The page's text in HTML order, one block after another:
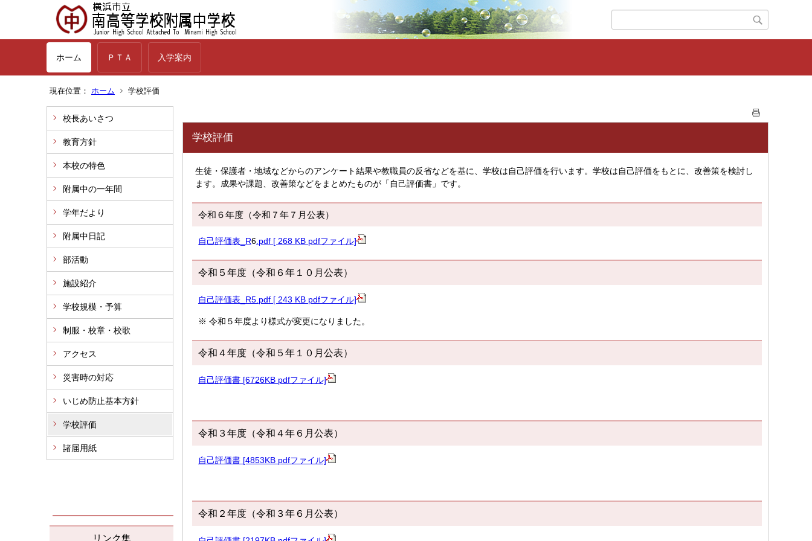
ホーム ＰＴＡ 入学案内
現在位置： ホーム 学校評価
校長あいさつ
教育方針
本校の特色
附属中の一年間
学年だより
附属中日記
部活動
施設紹介
学校規模・予算
制服・校章・校歌
アクセス
災害時の対応
いじめ防止基本方針
学校評価
諸届用紙
リンク集
学校評価
生徒・保護者・地域などからのアンケート結果や教職員の反省などを基に、学校は自己評価を行います。学校は自己評価をもとに、改善策を検討し
ます。成果や課題、改善策などをまとめたものが「自己評価書」です。
令和６年度（令和７年７月公表）
自己評価表_R6 .pdf [ 268 KB pdfファイル]
令和５年度（令和６年１０月公表）
自己評価表_R5.pdf [ 243 KB pdfファイル]
※ 令和５年度より様式が変更になりました。
令和４年度（令和５年１０月公表）
自己評価書 [6726KB pdfファイル]
令和３年度（令和４年６月公表）
自己評価書 [4853KB pdfファイル]
令和２年度（令和３年６月公表）